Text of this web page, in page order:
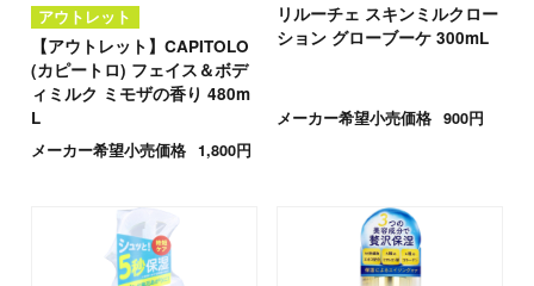
アウトレット
【アウトレット】CAPITOLO
(カピートロ) フェイス＆ボデ
ィミルク ミモザの香り 480m
L
メーカー希望小売価格 1,800円
リルーチェ スキンミルクロー
ション グローブーケ 300mL
メーカー希望小売価格 900円